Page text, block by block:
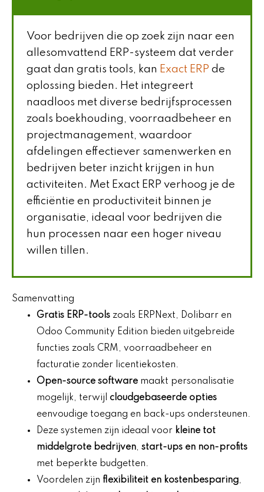
Voor bedrijven die op zoek zijn naar een
allesomvattend ERP-systeem dat verder
gaat dan gratis tools, kan Exact ERP de
oplossing bieden. Het integreert
naadloos met diverse bedrijfsprocessen
zoals boekhouding, voorraadbeheer en
projectmanagement, waardoor
afdelingen effectiever samenwerken en
bedrijven beter inzicht krijgen in hun
activiteiten. Met Exact ERP verhoog je de
efficiëntie en productiviteit binnen je
organisatie, ideaal voor bedrijven die
hun processen naar een hoger niveau
willen tillen.
Samenvatting
Gratis ERP-tools zoals ERPNext, Dolibarr en
Odoo Community Edition bieden uitgebreide
functies zoals CRM, voorraadbeheer en
facturatie zonder licentiekosten.
Open-source software maakt personalisatie
mogelijk, terwijl cloudgebaseerde opties
eenvoudige toegang en back-ups ondersteunen.
Deze systemen zijn ideaal voor kleine tot
middelgrote bedrijven, start-ups en non-profits
met beperkte budgetten.
Voordelen zijn flexibiliteit en kostenbesparing,